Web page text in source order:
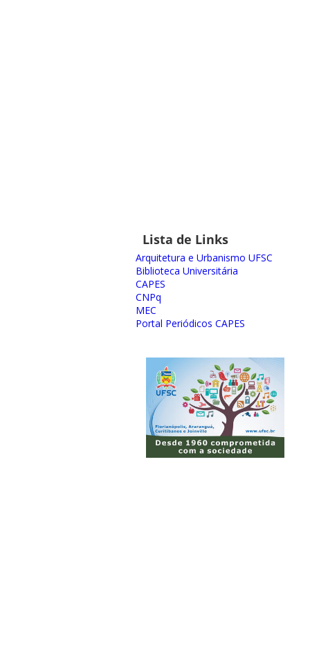
Lista de Links
Arquitetura e Urbanismo UFSC
Biblioteca Universitária
CAPES
CNPq
MEC
Portal Periódicos CAPES